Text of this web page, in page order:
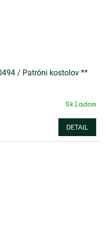
/ Patróni kostolov **
Skladom
DETAIL